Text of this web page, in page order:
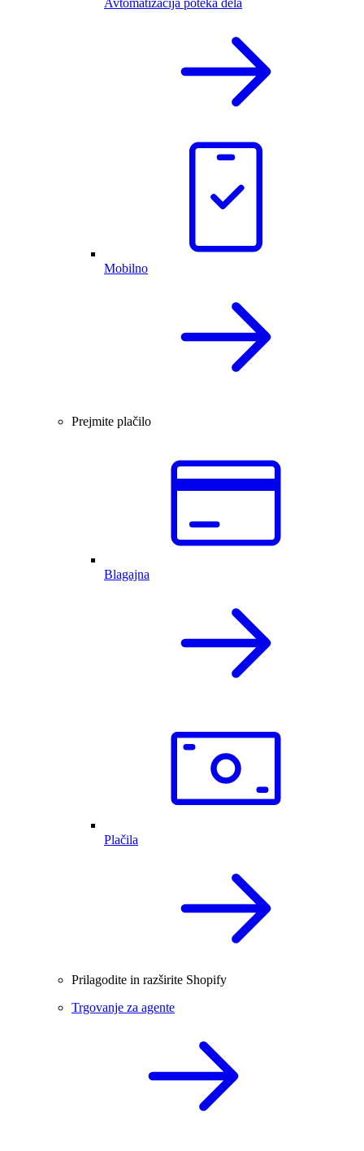
Avtomatizacija poteka dela
Mobilno
Prejmite plačilo
Blagajna
Plačila
Prilagodite in razširite Shopify
Trgovanje za agente